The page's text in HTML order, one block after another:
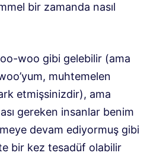
bir zamanda nasıl
woo gibi gelebilir (ama
muhtemelen
etmişsinizdir), ama
gereken insanlar benim
devam ediyormuş gibi
bir kez tesadüf olabilir